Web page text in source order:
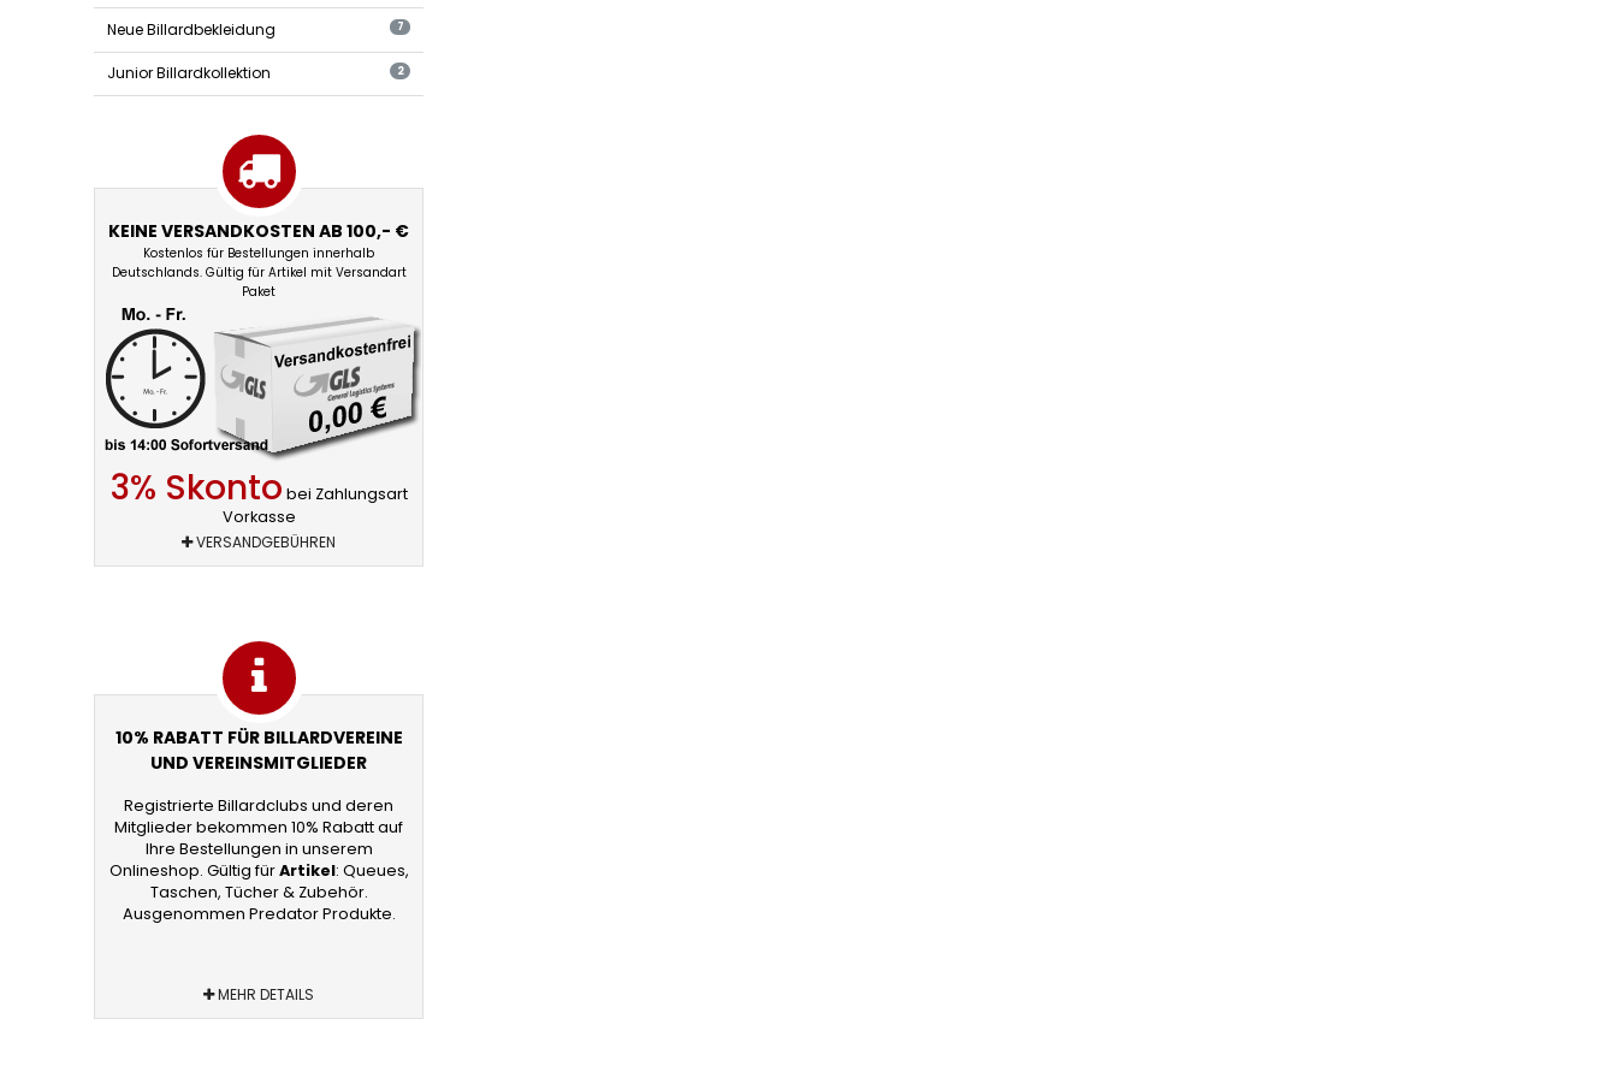
Neue Billardbekleidung 7
Junior Billardkollektion 2
KEINE VERSANDKOSTEN AB 100,- €
Kostenlos für Bestellungen innerhalb
Deutschlands. Gültig für Artikel mit Versandart
Paket
3% Skonto bei Zahlungsart
Vorkasse
VERSANDGEBÜHREN
10% RABATT FÜR BILLARDVEREINE
UND VEREINSMITGLIEDER
Registrierte Billardclubs und deren
Mitglieder bekommen 10% Rabatt auf
Ihre Bestellungen in unserem
Onlineshop. Gültig fürArtikel: Queues,
Taschen, Tücher & Zubehör.
Ausgenommen Predator Produkte.
MEHR DETAILS